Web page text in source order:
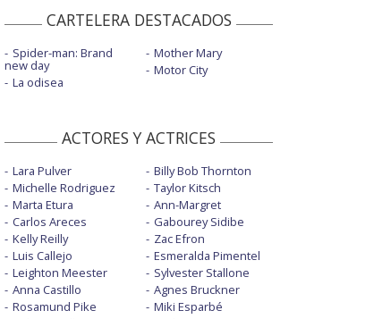
CARTELERA DESTACADOS
Spider-man: Brand
new day
La odisea
Mother Mary
Motor City
ACTORES Y ACTRICES
Lara Pulver
Michelle Rodriguez
Marta Etura
Carlos Areces
Kelly Reilly
Luis Callejo
Leighton Meester
Anna Castillo
Rosamund Pike
Billy Bob Thornton
Taylor Kitsch
Ann-Margret
Gabourey Sidibe
Zac Efron
Esmeralda Pimentel
Sylvester Stallone
Agnes Bruckner
Miki Esparbé